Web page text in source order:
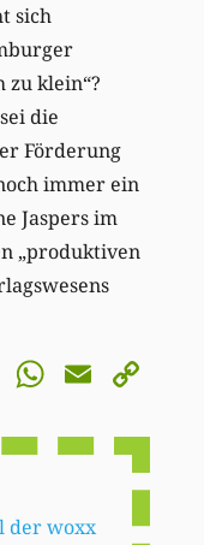
sich
klein“?
die
Förderung
immer ein
Jaspers im
„produktiven
BlueskyEmail
der woxx